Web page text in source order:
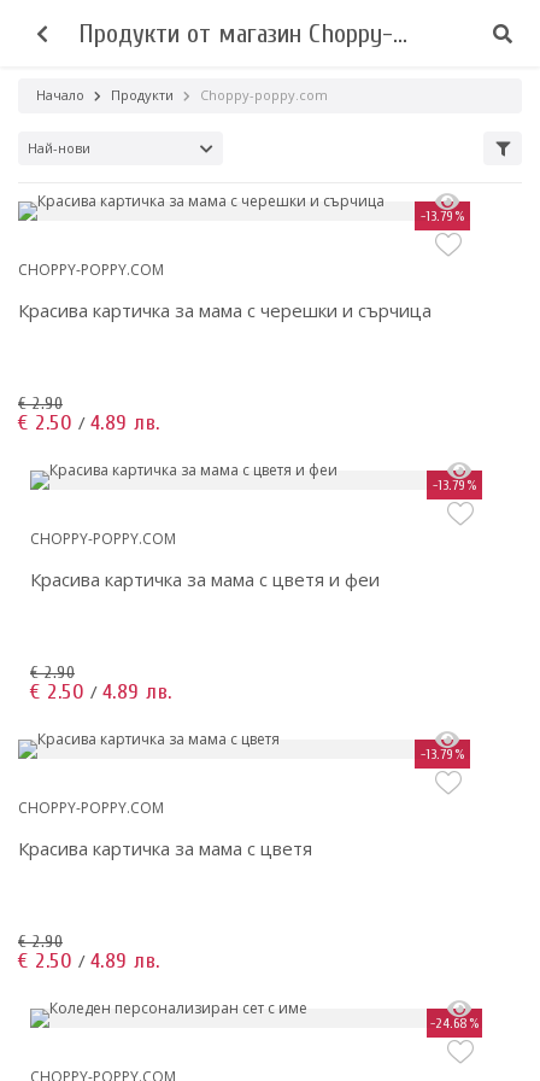
Начало Продукти Choppy-poppy.com
Продукти от магазин Choppy-
Най-нови
-13.79%
CHOPPY-POPPY.COM
Красива картичка за мама с черешки и сърчица
€ 2.90
€ 2.50 / 4.89 лв.
-13.79%
CHOPPY-POPPY.COM
Красива картичка за мама с цветя и феи
€ 2.90
€ 2.50 / 4.89 лв.
-13.79%
CHOPPY-POPPY.COM
Красива картичка за мама с цветя
€ 2.90
€ 2.50 / 4.89 лв.
-24.68%
CHOPPY-POPPY.COM